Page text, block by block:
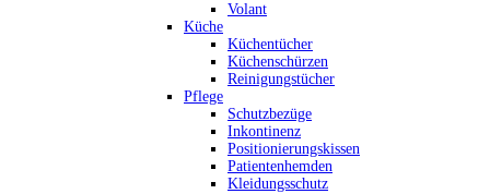
Volant
Küche
Küchentücher
Küchenschürzen
Reinigungstücher
Pflege
Schutzbezüge
Inkontinenz
Positionierungskissen
Patientenhemden
Kleidungsschutz